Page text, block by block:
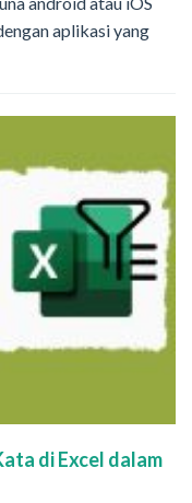
aplikasi yang
di Excel dalam